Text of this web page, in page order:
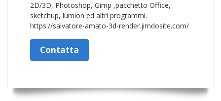
2D/3D, Photoshop, Gimp ,pacchetto Office,
sketchup, lumion ed altri programmi.
https://salvatore-amato-3d-render.jimdosite.com/
Contatta